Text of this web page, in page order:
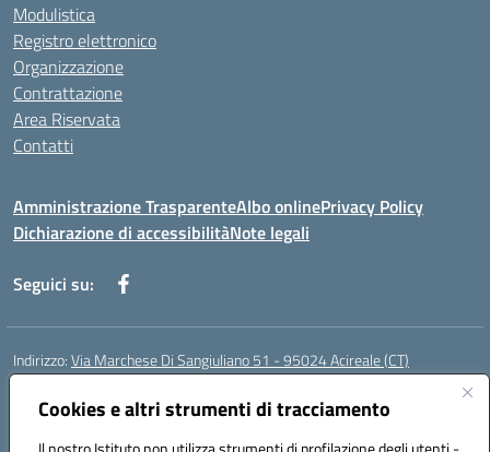
Cookies e altri strumenti di tracciamento
Modulistica
Registro elettronico
Organizzazione
Contrattazione
Area Riservata
Contatti
Amministrazione TrasparenteAlbo onlinePrivacy Policy
Dichiarazione di accessibilitàNote legali
Seguici su:
Indirizzo:Via Marchese Di Sangiuliano 51 - 95024 Acireale (CT)
Centralino:
Posta elettronica certificata (PEC):ctic8at00b@pec.istruzione.it
Codice fiscale: 81001970870